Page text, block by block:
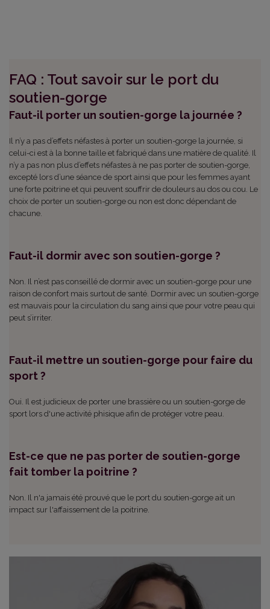
FAQ : Tout savoir sur le port du
soutien-gorge
Faut-il porter un soutien-gorge la journée ?
Il n’y a pas d’effets néfastes à porter un soutien-gorge la journée, si
celui-ci est à la bonne taille et fabriqué dans une matière de qualité. Il
n’y a pas non plus d’effets néfastes à ne pas porter de soutien-gorge,
excepté lors d’une séance de sport ainsi que pour les femmes ayant
une forte poitrine et qui peuvent souffrir de douleurs au dos ou cou. Le
choix de porter un soutien-gorge ou non est donc dépendant de
chacune.
Faut-il dormir avec son soutien-gorge ?
Non. Il n’est pas conseillé de dormir avec un soutien-gorge pour une
raison de confort mais surtout de santé. Dormir avec un soutien-gorge
est mauvais pour la circulation du sang ainsi que pour votre peau qui
peut s’irriter.
Faut-il mettre un soutien-gorge pour faire du
sport ?
Oui. Il est judicieux de porter une brassière ou un soutien-gorge de
sport lors d'une activité phisique afin de protéger votre peau.
Est-ce que ne pas porter de soutien-gorge
fait tomber la poitrine ?
Non. Il n'a jamais été prouvé que le port du soutien-gorge ait un
impact sur l'affaissement de la poitrine.